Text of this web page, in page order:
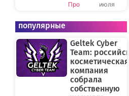
Про
июля
популярные
Geltek Cyber
Team:
косметическая
компания
собрала
собственную